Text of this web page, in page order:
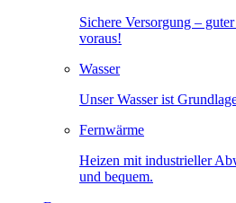
Sichere Versorgung –
voraus!
Wasser
Unser Wasser ist
Fernwärme
Heizen mit industrieller
und bequem.